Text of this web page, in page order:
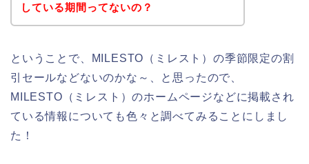
している期間ってないの？
ということで、MILESTO（ミレスト）の季節限定の割
引セールなどないのかな～、と思ったので、
MILESTO（ミレスト）のホームページなどに掲載され
ている情報についても色々と調べてみることにしまし
た！